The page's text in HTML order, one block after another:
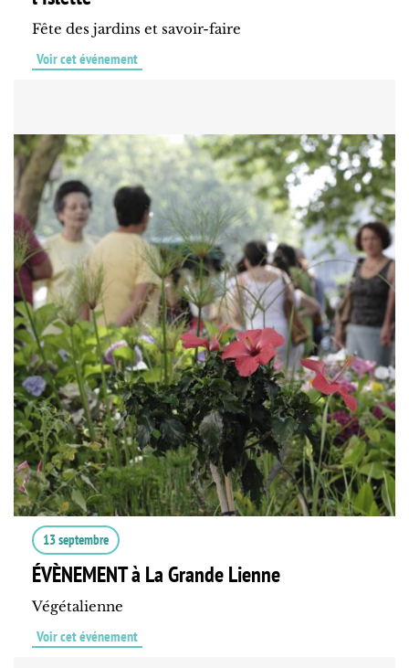
Fête des jardins et savoir-faire
Voir cet événement
13 septembre
ÉVÈNEMENT à La Grande Lienne
Végétalienne
Voir cet événement